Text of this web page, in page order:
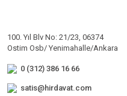
100. Yıl Blv No: 21/23, 06374
Ostim Osb/ Yenimahalle/Ankara
0 (312) 386 16 66
satis@hirdavat.com